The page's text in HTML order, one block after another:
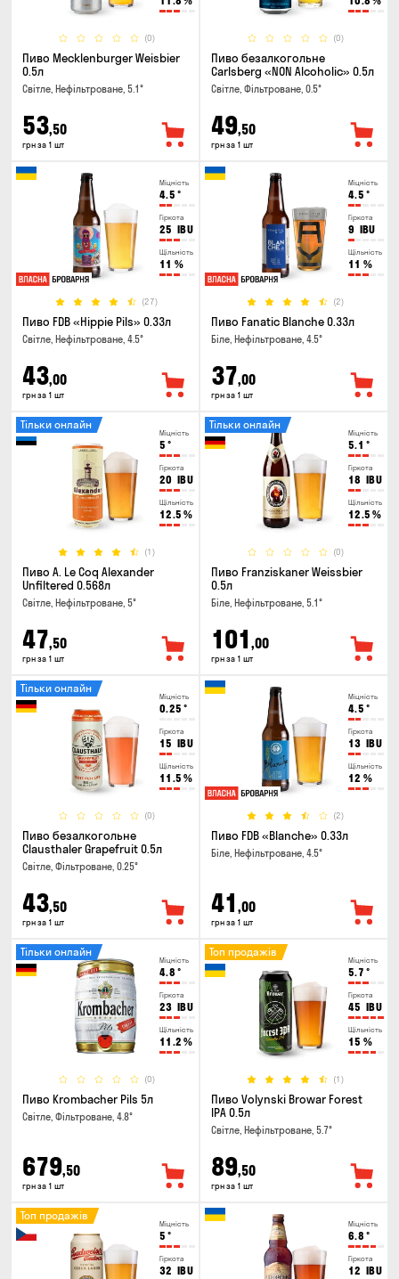
(0)
Пиво Mecklenburger Weisbier
0.5л
Світле, Нефільтроване, 5.1°
53,50
грн за 1 шт
(0)
Пиво безалкогольне
Carlsberg «NON Alcoholic» 0.5л
Світле, Фільтроване, 0.5°
49,50
грн за 1 шт
Міцність
4.5 °
Гіркота
25 IBU
Щільність
11 %
(27)
Пиво FDB «Hippie Pils» 0.33л
Світле, Нефільтроване, 4.5°
43,00
грн за 1 шт
Міцність
4.5 °
Гіркота
9 IBU
Щільність
11 %
(2)
Пиво Fanatic Blanche 0.33л
Біле, Нефільтроване, 4.5°
37,00
грн за 1 шт
Міцність
5 °
Гіркота
20 IBU
Щільність
12.5 %
(1)
Тільки онлайн
Пиво A. Le Coq Alexander
Unfiltered 0.568л
Світле, Нефільтроване, 5°
47,50
грн за 1 шт
Міцність
5.1 °
Гіркота
18 IBU
Щільність
12.5 %
(0)
Тільки онлайн
Пиво Franziskaner Weissbier
0.5л
Біле, Нефільтроване, 5.1°
101 ,00
грн за 1 шт
Міцність
0.25 °
Гіркота
15 IBU
Щільність
11.5 %
(0)
Тільки онлайн
Пиво безалкогольне
Clausthaler Grapefruit 0.5л
Світле, Фільтроване, 0.25°
43,50
грн за 1 шт
Міцність
4.5 °
Гіркота
13 IBU
Щільність
12 %
(2)
Пиво FDB «Blanche» 0.33л
Біле, Нефільтроване, 4.5°
41 ,00
грн за 1 шт
Міцність
4.8 °
Гіркота
23 IBU
Щільність
11.2 %
(0)
Тільки онлайн
Пиво Krombacher Pils 5л
Світле, Фільтроване, 4.8°
679,50
грн за 1 шт
Міцність
5.7 °
Гіркота
45 IBU
Щільність
15 %
(1)
Топ продажів
Пиво Volynski Browar Forest
IPA 0.5л
Світле, Нефільтроване, 5.7°
89,50
грн за 1 шт
Міцність
5 °
Гіркота
32 IBU
Топ продажів
Міцність
6.8 °
Гіркота
12 IBU